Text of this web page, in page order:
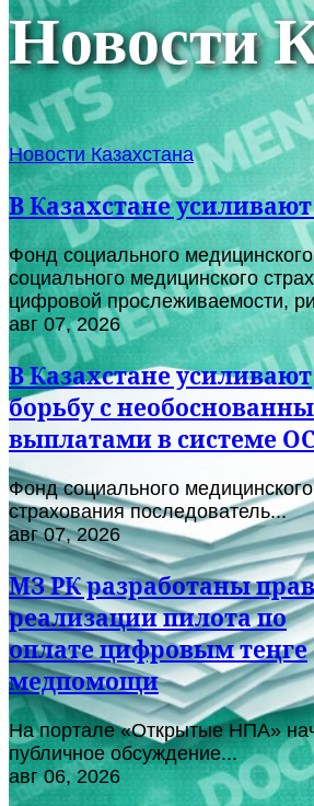
Новости
Новости Казахстана
В Казахстане
Фонд социального
социального медицинского
цифровой прослеживаемости,
авг 07, 2026
В Казахстане усиливают
борьбу с
выплатами в системе
Фонд социального медицинского
страхования последователь...
авг 07, 2026
МЗ РК разработаны
реализации пилота по
оплате цифровым теңге
медпомощи
На портале «Открытые НПА»
публичное обсуждение...
авг 06, 2026